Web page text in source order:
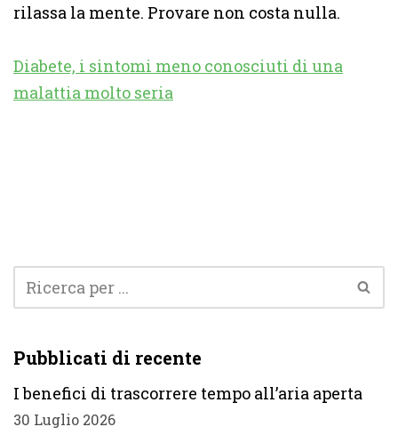
rilassa la mente. Provare non costa nulla.
Diabete, i sintomi meno conosciuti di una
malattia molto seria
Pubblicati di recente
I benefici di trascorrere tempo all’aria aperta
30 Luglio 2026